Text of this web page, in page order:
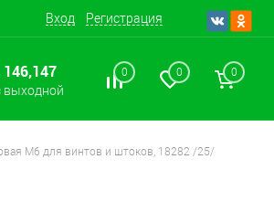
Вход Регистрация
выходной
0 0 0
M6 для винтов и штоков, 18282 /25/